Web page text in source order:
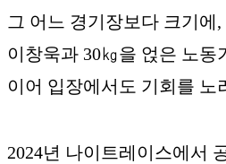
그 어느 경기장보다 크기에
이창욱과 30㎏을 얹은 노
이어 입장에서도 기회를 노
2024년 나이트레이스에서